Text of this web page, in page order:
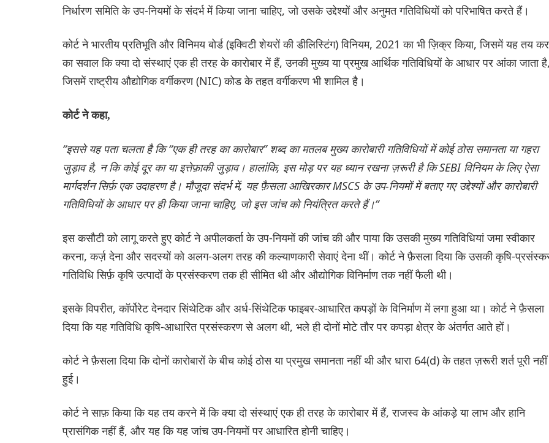
निर्धारण समिति के उप-नियमों के संदर्भ में किया जाना चाहिए, जो उसके उद्देश्यों और अनुमत गतिविधियों को परिभाषित करते हैं।
कोर्ट ने भारतीय प्रतिभूति और विनिमय बोर्ड (इक्विटी शेयरों की डीलिस्टिंग) विनियम, 2021 का भी ज़िक्र किया, जिसमें यह तय
का सवाल कि क्या दो संस्थाएं एक ही तरह के कारोबार में हैं, उनकी मुख्य या प्रमुख आर्थिक गतिविधियों के आधार पर आंका जाता
जिसमें राष्ट्रीय औद्योगिक वर्गीकरण (NIC) कोड के तहत वर्गीकरण भी शामिल है।
कोर्ट ने कहा,
“इससे यह पता चलता है कि “एक ही तरह का कारोबार” शब्द का मतलब मुख्य कारोबारी गतिविधियों में कोई ठोस समानता या गहरा
जुड़ाव है, न कि कोई दूर का या इत्तेफ़ाकी जुड़ाव। हालांकि, इस मोड़ पर यह ध्यान रखना ज़रूरी है कि SEBI विनियम के लिए ऐसा
मार्गदर्शन सिर्फ़ एक उदाहरण है। मौजूदा संदर्भ में, यह फ़ैसला आखिरकार MSCS के उप-नियमों में बताए गए उद्देश्यों और कारोबारी
गतिविधियों के आधार पर ही किया जाना चाहिए, जो इस जांच को नियंत्रित करते हैं।”
इस कसौटी को लागू करते हुए कोर्ट ने अपीलकर्ता के उप-नियमों की जांच की और पाया कि उसकी मुख्य गतिविधियां जमा स्वीकार
करना, कर्ज़ देना और सदस्यों को अलग-अलग तरह की कल्याणकारी सेवाएं देना थीं। कोर्ट ने फ़ैसला दिया कि उसकी कृषि-
गतिविधि सिर्फ़ कृषि उत्पादों के प्रसंस्करण तक ही सीमित थी और औद्योगिक विनिर्माण तक नहीं फैली थी।
इसके विपरीत, कॉर्पोरेट देनदार सिंथेटिक और अर्ध-सिंथेटिक फाइबर-आधारित कपड़ों के विनिर्माण में लगा हुआ था। कोर्ट ने फ़ैसला
दिया कि यह गतिविधि कृषि-आधारित प्रसंस्करण से अलग थी, भले ही दोनों मोटे तौर पर कपड़ा क्षेत्र के अंतर्गत आते हों।
कोर्ट ने फ़ैसला दिया कि दोनों कारोबारों के बीच कोई ठोस या प्रमुख समानता नहीं थी और धारा 64(d) के तहत ज़रूरी शर्त पूरी नहीं
हुई।
कोर्ट ने साफ़ किया कि यह तय करने में कि क्या दो संस्थाएं एक ही तरह के कारोबार में हैं, राजस्व के आंकड़े या लाभ और हानि
प्रासंगिक नहीं हैं, और यह कि यह जांच उप-नियमों पर आधारित होनी चाहिए।